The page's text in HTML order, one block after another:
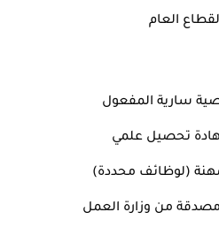
العام
سارية المفعول
تحصيل علمي
(لوظائف محددة)
من وزارة العمل